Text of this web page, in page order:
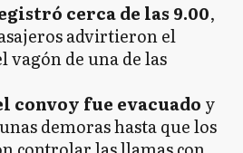
cerca de las 9.00,
advirtieron el
vagón de una de las
convoy fue evacuado y
demoras hasta que los